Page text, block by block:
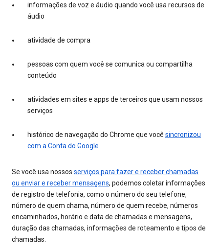
informações de voz e áudio quando você usa recursos de
áudio
atividade de compra
pessoas com quem você se comunica ou compartilha
conteúdo
atividades em sites e apps de terceiros que usam nossos
serviços
histórico de navegação do Chrome que você sincronizou
com a Conta do Google
Se você usa nossos serviços para fazer e receber chamadas
ou enviar e receber mensagens, podemos coletar informações
de registro de telefonia, como o número do seu telefone,
número de quem chama, número de quem recebe, números
encaminhados, horário e data de chamadas e mensagens,
duração das chamadas, informações de roteamento e tipos de
chamadas.